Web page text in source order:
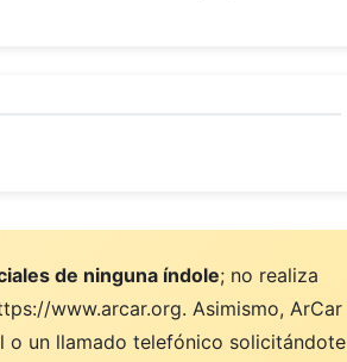
de ninguna índole; no realiza
www.arcar.org. Asimismo, ArCar
o un llamado telefónico solicitándote